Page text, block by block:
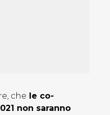
che le co-
non saranno